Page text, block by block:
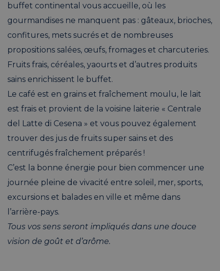
buffet continental vous accueille, où les
gourmandises ne manquent pas : gâteaux, brioches,
confitures, mets sucrés et de nombreuses
propositions salées, œufs, fromages et charcuteries.
Fruits frais, céréales, yaourts et d’autres produits
sains enrichissent le buffet.
Le café est en grains et fraîchement moulu, le lait
est frais et provient de la voisine laiterie « Centrale
del Latte di Cesena » et vous pouvez également
trouver des jus de fruits super sains et des
centrifugés fraîchement préparés !
C’est la bonne énergie pour bien commencer une
journée pleine de vivacité entre soleil, mer, sports,
excursions et balades en ville et même dans
l’arrière-pays.
Tous vos sens seront impliqués dans une douce
vision de goût et d’arôme.